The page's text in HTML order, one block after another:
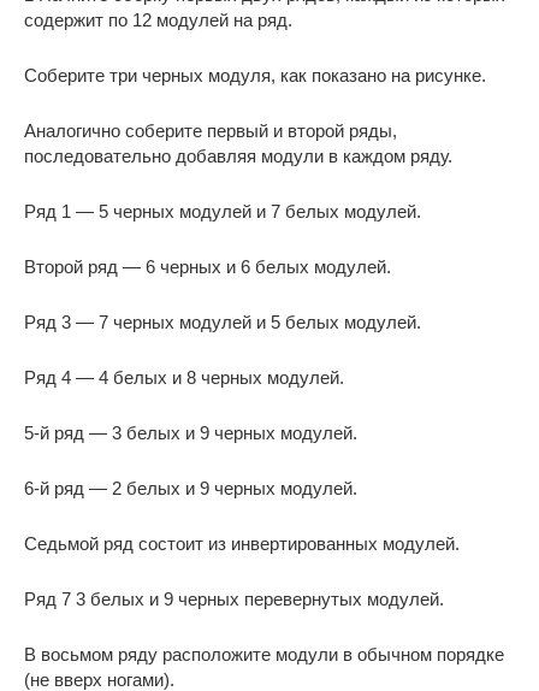
содержит по 12 модулей на ряд.
Соберите три черных модуля, как показано на рисунке.
Аналогично соберите первый и второй ряды,
последовательно добавляя модули в каждом ряду.
Ряд 1 — 5 черных модулей и 7 белых модулей.
Второй ряд — 6 черных и 6 белых модулей.
Ряд 3 — 7 черных модулей и 5 белых модулей.
Ряд 4 — 4 белых и 8 черных модулей.
5-й ряд — 3 белых и 9 черных модулей.
6-й ряд — 2 белых и 9 черных модулей.
Седьмой ряд состоит из инвертированных модулей.
Ряд 7 3 белых и 9 черных перевернутых модулей.
В восьмом ряду расположите модули в обычном порядке
(не вверх ногами).